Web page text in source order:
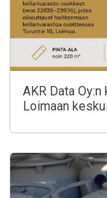
AKR Data
Loimaan